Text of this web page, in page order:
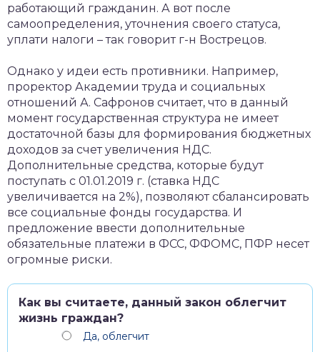
работающий гражданин. А вот после
самоопределения, уточнения своего статуса,
уплати налоги – так говорит г-н Вострецов.
Однако у идеи есть противники. Например,
проректор Академии труда и социальных
отношений А. Сафронов считает, что в данный
момент государственная структура не имеет
достаточной базы для формирования бюджетных
доходов за счет увеличения НДС.
Дополнительные средства, которые будут
поступать с 01.01.2019 г. (ставка НДС
увеличивается на 2%), позволяют сбалансировать
все социальные фонды государства. И
предложение ввести дополнительные
обязательные платежи в ФСС, ФФОМС, ПФР несет
огромные риски.
Как вы считаете, данный закон облегчит
жизнь граждан?
Да, облегчит